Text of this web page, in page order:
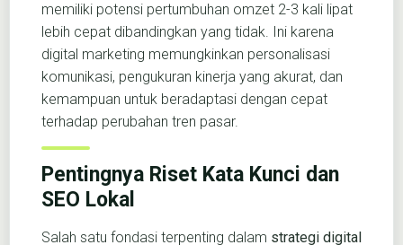
memiliki potensi pertumbuhan omzet 2-3 kali lipat
lebih cepat dibandingkan yang tidak. Ini karena
digital marketing memungkinkan personalisasi
komunikasi, pengukuran kinerja yang akurat, dan
kemampuan untuk beradaptasi dengan cepat
terhadap perubahan tren pasar.
Pentingnya Riset Kata Kunci dan
SEO Lokal
Salah satu fondasi terpenting dalam strategi digital